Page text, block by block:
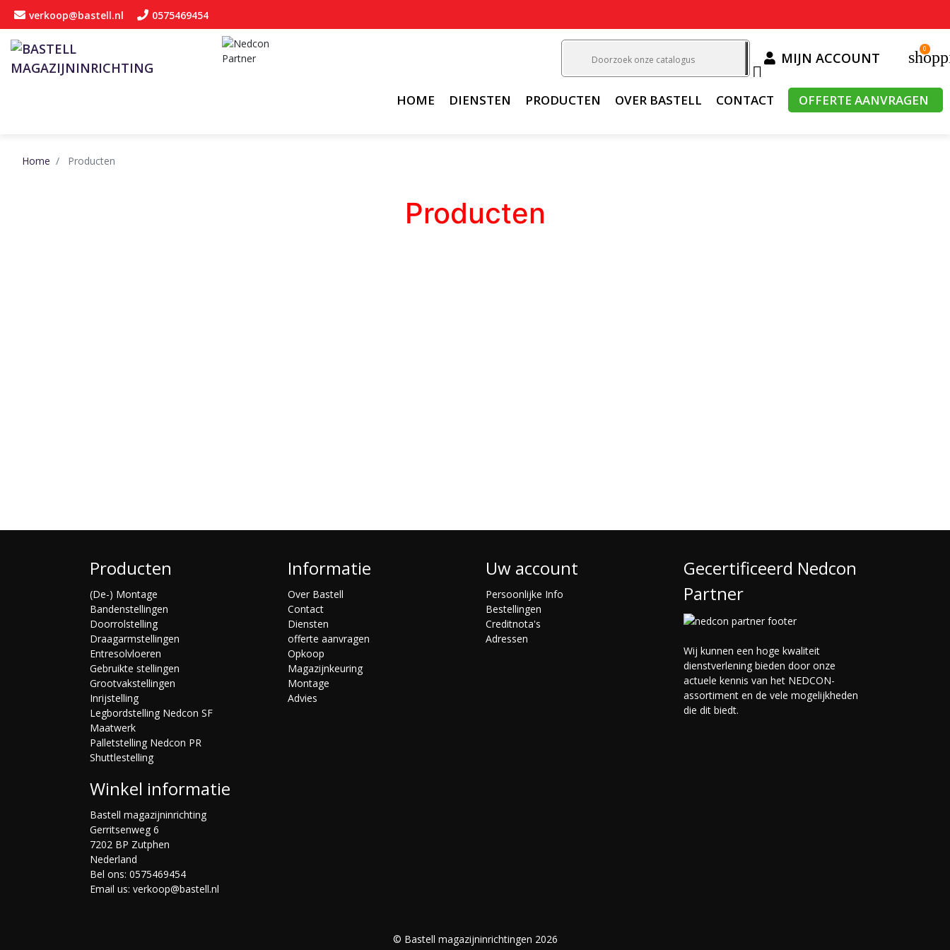
verkoop@bastell.nl 0575469454

MIJN ACCOUNT
0
HOME DIENSTEN PRODUCTEN OVER BASTELL CONTACT OFFERTE AANVRAGEN
Home Producten
Producten
Producten
(De-) Montage
Bandenstellingen
Doorrolstelling
Draagarmstellingen
Entresolvloeren
Gebruikte stellingen
Grootvakstellingen
Inrijstelling
Legbordstelling Nedcon SF
Maatwerk
Palletstelling Nedcon PR
Shuttlestelling
Informatie
Over Bastell
Contact
Diensten
offerte aanvragen
Opkoop
Magazijnkeuring
Montage
Advies
Uw account
Persoonlijke Info
Bestellingen
Creditnota's
Adressen
Gecertificeerd Nedcon
Partner
Wij kunnen een hoge kwaliteit
dienstverlening bieden door onze
actuele kennis van het NEDCON-
assortiment en de vele mogelijkheden
die dit biedt.
Winkel informatie
Bastell magazijninrichting
Gerritsenweg 6
7202 BP Zutphen
Nederland
Bel ons: 0575469454
Email us: verkoop@bastell.nl
© Bastell magazijninrichtingen 2026